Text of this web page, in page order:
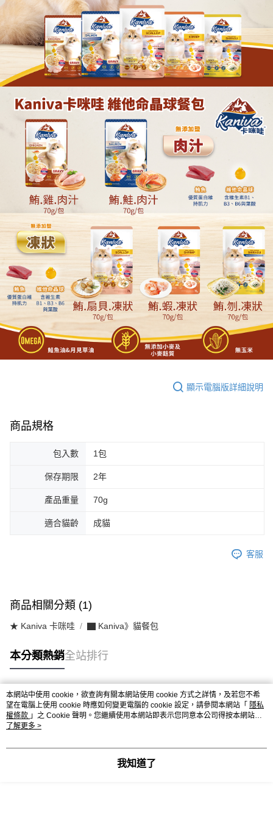
顯示電腦版詳細說明
商品規格
包入數 1包
保存期限 2年
產品重量 70g
適合貓齡 成貓
客服
商品相關分類 (1)
★ Kaniva 卡咪哇 ▇ Kaniva》貓餐包
本分類熱銷全站排行
熱門標籤
本網站中使用 cookie，欲查詢有關本網站使用 cookie 方式之詳情，及若您不希
望在電腦上使用 cookie 時應如何變更電腦的 cookie 設定，請參閱本網站「 隱私
權條款 」之 Cookie 聲明。您繼續使用本網站即表示您同意本公司得按本網站使
用條款之 Cookie 聲明使用 cookie。
了解更多 >
我知道了